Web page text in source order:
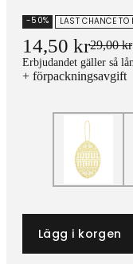
-50% LAST CHANCE TO
14,50 kr29,00 kr
Erbjudandet gäller så
+ förpackningsavgift
Lägg i korgen